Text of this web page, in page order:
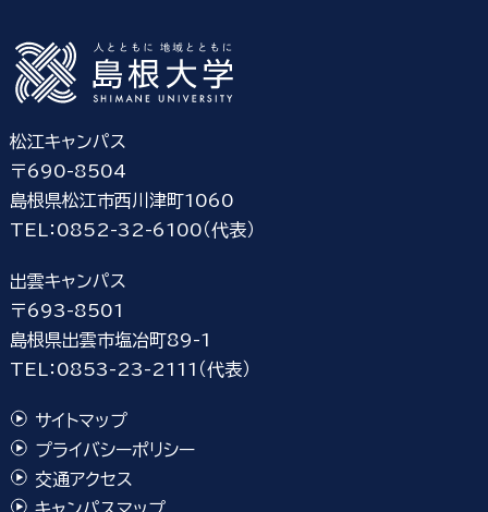
松江キャンパス
〒690-8504
島根県松江市西川津町1060
TEL：0852-32-6100（代表）
出雲キャンパス
〒693-8501
島根県出雲市塩冶町89-1
TEL：0853-23-2111（代表）
サイトマップ
プライバシーポリシー
交通アクセス